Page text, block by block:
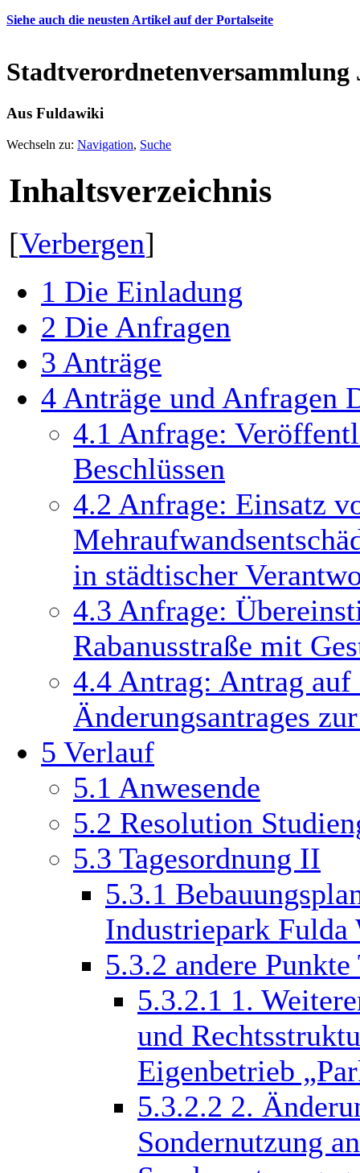
Siehe auch die neusten Artikel auf der Portalseite
Stadtverordnetenversammlung
Aus Fuldawiki
Wechseln zu: Navigation, Suche
Inhaltsverzeichnis
[Verbergen]
1 Die Einladung
2 Die Anfragen
3 Anträge
4Anträge und Anfragen
4.1 Anfrage:
Beschlüssen
4.2 Anfrage: Einsatz
in städtischer
4.3 Anfrage:
Rabanusstraße mit
4.4Antrag: Antrag auf
Änderungsantrages
5 Verlauf
5.1 Anwesende
5.2 Resolution
5.3 Tagesordnung II
5.3.1
Industriepark Fulda
5.3.2 andere
5.3.2.1 1.
und
Eigenbetrieb
5.3.2.2 2.
Sondernutzung